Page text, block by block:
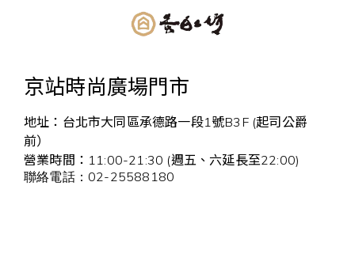
京站時尚廣場門市
地址：台北市大同區承德路一段1號B3F (起司公爵
前）
營業時間： 11:00-21:30 (週五、六延長至22:00)
聯絡電話： 02-25588180